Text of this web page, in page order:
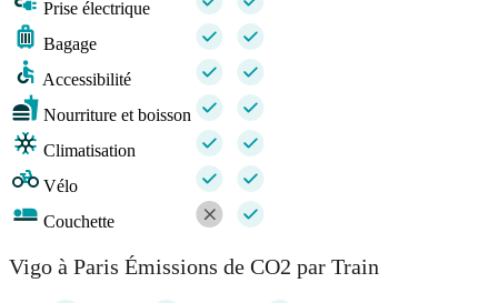
Prise électrique
Bagage
Accessibilité
Nourriture et boisson
Climatisation
Vélo
Couchette
Vigo à Paris Émissions de CO2 par Train